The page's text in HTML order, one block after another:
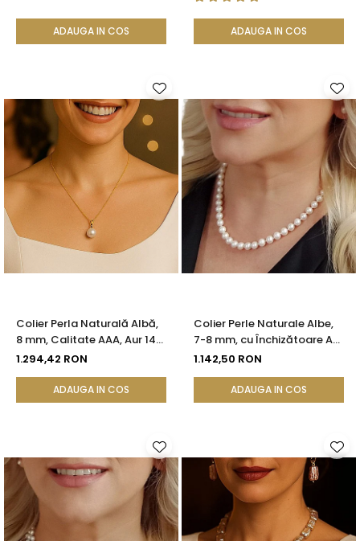
ADAUGA IN COS ADAUGA IN COS
Colier Perla Naturală Albă,
8 mm, Calitate AAA, Aur 14K
(aur 585) | KASKADDA®
1.294,42 RON
ADAUGA IN COS
Colier Perle Naturale Albe,
7-8 mm, cu Închizătoare Aur
14K (aur 585) | KASKADDA®
1.142,50 RON
ADAUGA IN COS